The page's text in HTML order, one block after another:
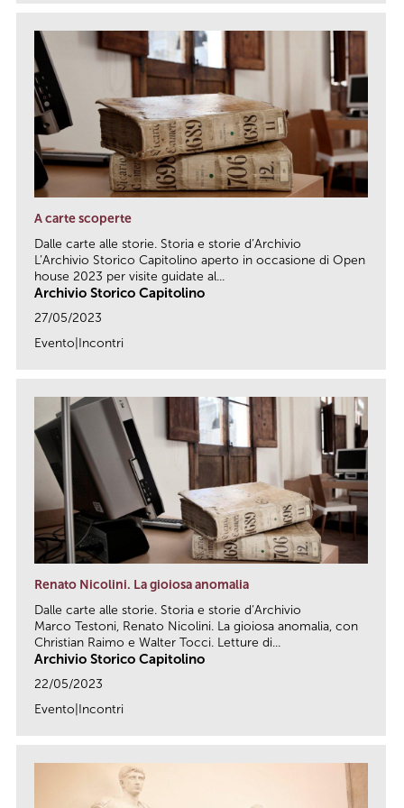
A carte scoperte
Dalle carte alle storie. Storia e storie d’Archivio
L’Archivio Storico Capitolino aperto in occasione di Open
house 2023 per visite guidate al...
Archivio Storico Capitolino
27/05/2023
Evento|Incontri
Renato Nicolini. La gioiosa anomalia
Dalle carte alle storie. Storia e storie d’Archivio
Marco Testoni, Renato Nicolini. La gioiosa anomalia, con
Christian Raimo e Walter Tocci. Letture di...
Archivio Storico Capitolino
22/05/2023
Evento|Incontri